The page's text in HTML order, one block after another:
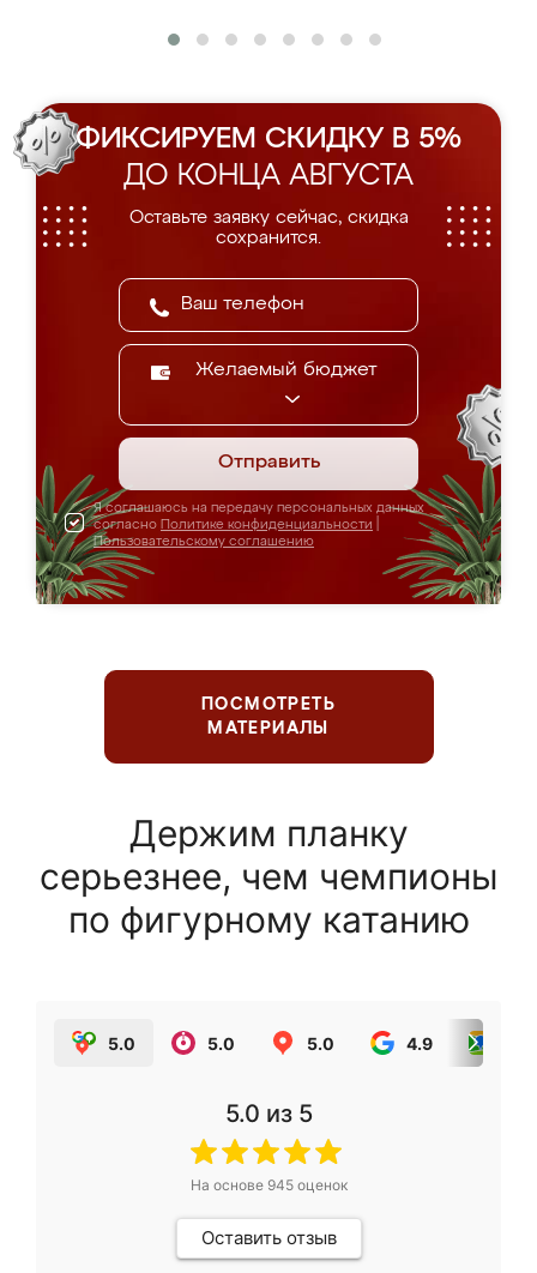
ФИКСИРУЕМ СКИДКУ В 5%
ДО КОНЦА АВГУСТА
Оставьте заявку сейчас, скидка
сохранится.
Желаемый бюджет
Отправить
Я соглашаюсь на передачу персональных данных
согласно Политике конфиденциальности
Пользовательскому соглашению
ПОСМОТРЕТЬ
МАТЕРИАЛЫ
Держим планку
серьезнее, чем чемпионы
по фигурному катанию
5.0 5.0 5.0 4.9
5.0 из 5
На основе 945оценок
Оставить отзыв